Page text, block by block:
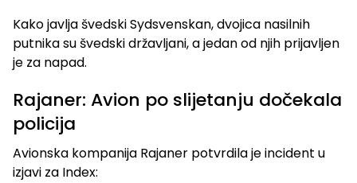
Kako javlja švedski Sydsvenskan, dvojica nasilnih
putnika su švedski državljani, a jedan od njih prijavljen
je za napad.
Rajaner: Avion po slijetanju dočekala
policija
Avionska kompanija Rajaner potvrdila je incident u
izjavi za Index: